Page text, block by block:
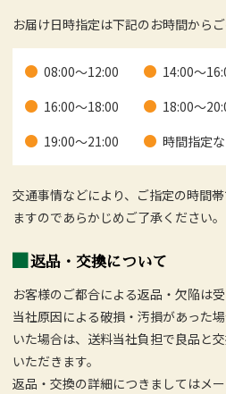
お届け日時指定は下記のお時間からご
08:00～12:00
14:00～
16:00～18:00
18:00～
19:00～21:00
時間指定
交通事情などにより、ご指定の時間
ますのであらかじめご了承ください。
返品・交換について
お客様のご都合による返品・欠陥は
当社原因による破損・汚損があった
いた場合は、送料当社負担で良品と
いただきます。
返品・交換の詳細につきましてはメ